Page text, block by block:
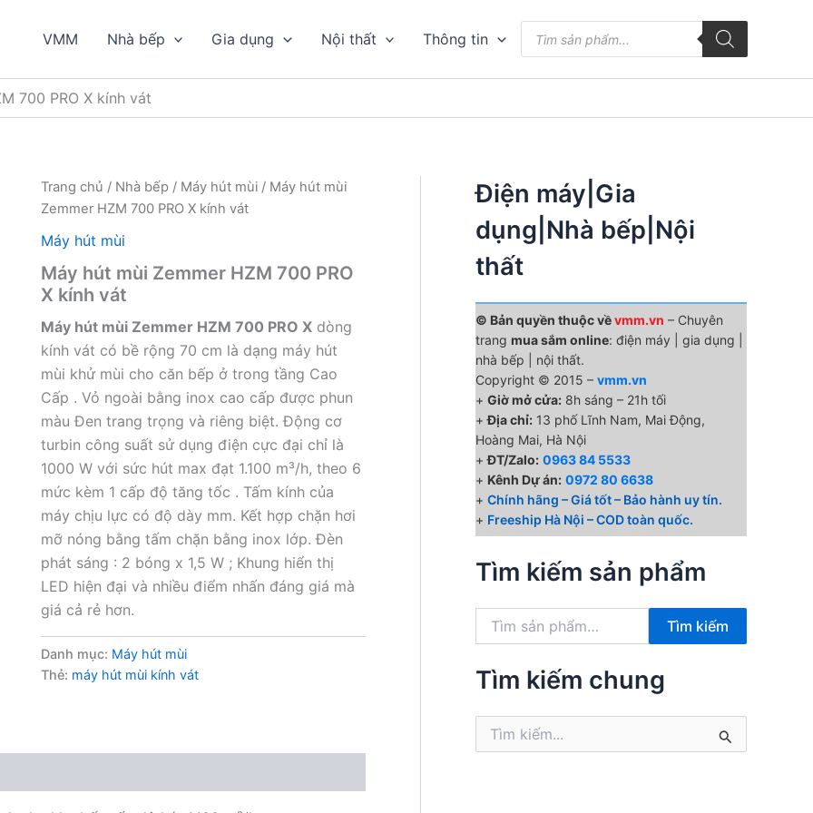
VMM Nhà bếp Gia dụng Nội thất Thông tin
kiếm
phẩm
700 PRO X kính vát
Trang chủ / Nhà bếp / Máy hút mùi/ Máy hút mùi
Zemmer HZM 700 PRO X kính vát
Máy hút mùi
Máy hút mùi Zemmer HZM 700 PRO
X kính vát
Máy hút mùi Zemmer HZM 700 PRO Xdòng
kính vát có bề rộng 70 cm là dạng máy hút
mùi khử mùi cho căn bếp ở trong tầng Cao
Cấp . Vỏ ngoài bằng inox cao cấp được phun
màu Đen trang trọng và riêng biệt. Động cơ
turbin công suất sử dụng điện cực đại chỉ là
1000 W với sức hút max đạt 1.100 m³/h, theo 6
mức kèm 1 cấp độ tăng tốc . Tấm kính của
máy chịu lực có độ dày mm. Kết hợp chặn hơi
mỡ nóng bằng tấm chặn bằng inox lớp. Đèn
phát sáng : 2 bóng x 1,5 W ; Khung hiển thị
LED hiện đại và nhiều điểm nhấn đáng giá mà
giá cả rẻ hơn.
Danh mục: Máy hút mùi
Thẻ: máy hút mùi kính vát
Điện máy|Gia
dụng|Nhà bếp|Nội
thất
© Bản quyền thuộc vềvmm.vn – Chuyên
trang mua sắm online: điện máy | gia dụng |
nhà bếp | nội thất.
Copyright © 2015 – vmm.vn
+ Giờ mở cửa: 8h sáng – 21h tối
+Địa chỉ: 13 phố Lĩnh Nam, Mai Động,
Hoàng Mai, Hà Nội
+ĐT/Zalo: 0963 84 5533
+ Kênh Dự án: 0972 80 6638
+ Chính hãng – Giá tốt – Bảo hành uy tín.
+ Freeship Hà Nội – COD toàn quốc.
Tìm kiếm sản phẩm
k
Tìm kiếm
Tìm kiếm chung